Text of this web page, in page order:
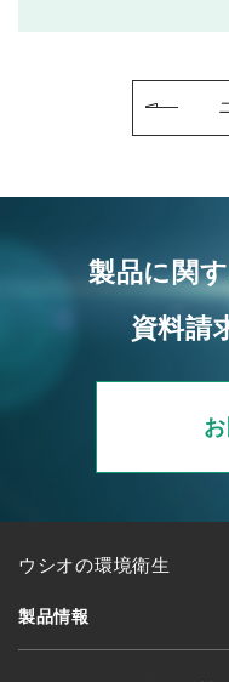
製品に関
資料請
ウシオの環境衛生
製品情報